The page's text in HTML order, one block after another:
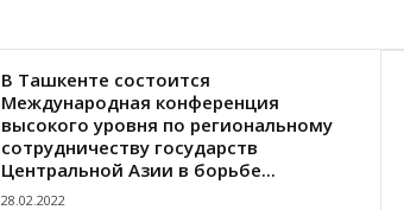
В Ташкенте состоится
Международная конференция
высокого уровня по региональному
сотрудничеству государств
Центральной Азии в борьбе...
28.02.2022